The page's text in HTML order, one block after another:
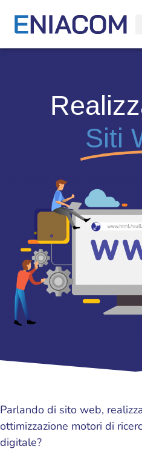
Siti
Parlando di sito web,
ottimizzazione motori di
digitale?